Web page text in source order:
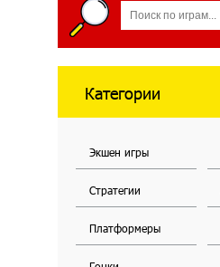
Категории
Экшен игры
Стратегии
Платформеры